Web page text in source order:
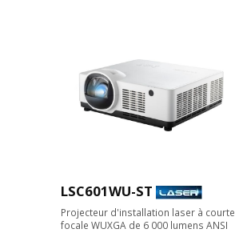
LSC601WU-ST
Projecteur d'installation laser à courte
focale WUXGA de 6 000 lumens ANSI